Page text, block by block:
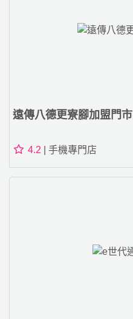
遠傳八德更寮腳加盟門市
4.2 | 手機專門店